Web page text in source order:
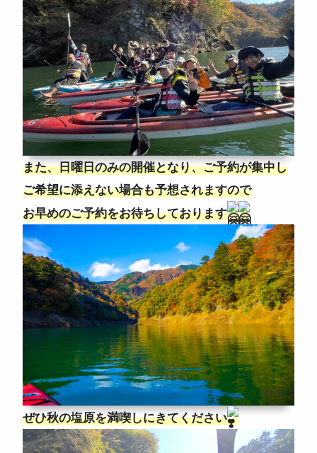
また、日曜日のみの開催となり、ご予約が集中し
ご希望に添えない場合も予想されますので
お早めのご予約をお待ちしております
ぜひ秋の塩原を満喫しにきてください